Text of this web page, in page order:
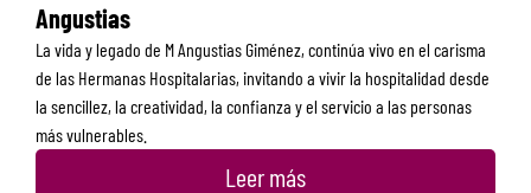
Angustias
La vida y legado de M Angustias Giménez, continúa vivo en el carisma
de las Hermanas Hospitalarias, invitando a vivir la hospitalidad desde
la sencillez, la creatividad, la confianza y el servicio a las personas
más vulnerables.
Leer más